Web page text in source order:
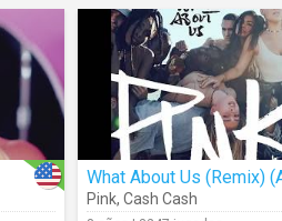
Pink, Cash Cash